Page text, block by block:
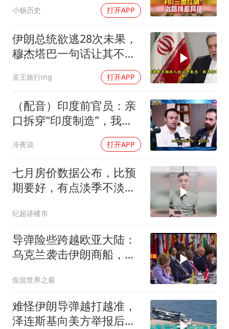
小杨历史 打开APP
伊朗总统欲逃28次未果，
穆杰塔巴一句话让其不敢
吴王旅行ing 打开APP
（配音）印度前官员：亲
口拆穿“印度制造”，我们
只有组装能力，算不上真
正的工业制造
冷夜说 打开APP
七月房价数据公布，比预
期要好，有点淡季不淡的
纪超讲楼市
导弹险些跨越欧亚大陆：
乌克兰袭击伊朗商船，差
雷”
侃侃世界之最
难怪伊朗导弹越打越准，
泽连斯基向美方举报后，